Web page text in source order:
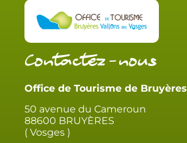
Contactez-nous
Office de Tourisme de Bruyères
50 avenue du Cameroun
88600 BRUYÈRES
( Vosges )